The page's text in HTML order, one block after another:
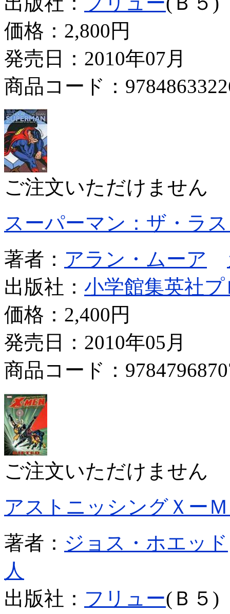
価格： 2,800円
発売日：2010年07月
商品コード：
ご注文いただけません
スーパーマン：ザ・ラ
著者： アラン・ムーア
出版社： 小学館集英社
価格： 2,400円
発売日：2010年05月
商品コード：
ご注文いただけません
アストニッシングＸー
著者： ジョス・ホエッド
人
出版社： フリュー(Ｂ５)